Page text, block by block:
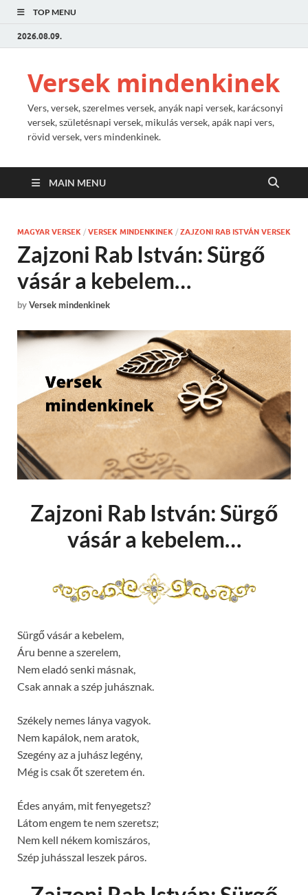
TOP MENU
2026.08.09.
Versek mindenkinek
Vers, versek, szerelmes versek, anyák napi versek, karácsonyi
versek, születésnapi versek, mikulás versek, apák napi vers,
rövid versek, vers mindenkinek.
MAIN MENU
MAGYAR VERSEK / VERSEK MINDENKINEK / ZAJZONI RAB ISTVÁN VERSEK
Zajzoni Rab István: Sürgő
vásár a kebelem…
byVersek mindenkinek
Zajzoni Rab István: Sürgő
vásár a kebelem…
Sürgő vásár a kebelem,
Áru benne a szerelem,
Nem eladó senki másnak,
Csak annak a szép juhásznak.
Székely nemes lánya vagyok.
Nem kapálok, nem aratok,
Szegény az a juhász legény,
Még is csak őt szeretem én.
Édes anyám, mit fenyegetsz?
Látom engem te nem szeretsz;
Nem kell nékem komiszáros,
Szép juhásszal leszek páros.